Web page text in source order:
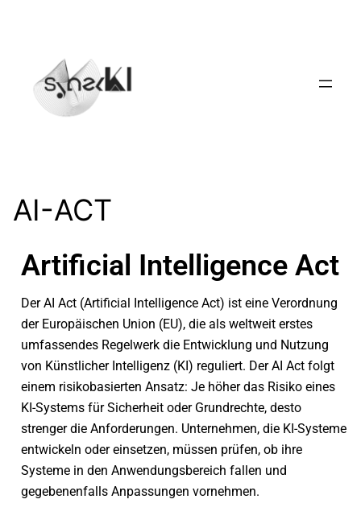
AI-ACT
Artificial Intelligence Act
Der AI Act (Artificial Intelligence Act) ist eine Verordnung
der Europäischen Union (EU), die als weltweit erstes
umfassendes Regelwerk die Entwicklung und Nutzung
von Künstlicher Intelligenz (KI) reguliert. Der AI Act folgt
einem risikobasierten Ansatz: Je höher das Risiko eines
KI-Systems für Sicherheit oder Grundrechte, desto
strenger die Anforderungen. Unternehmen, die KI-Systeme
entwickeln oder einsetzen, müssen prüfen, ob ihre
Systeme in den Anwendungsbereich fallen und
gegebenenfalls Anpassungen vornehmen.